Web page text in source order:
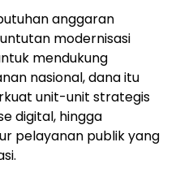
anggaran
modernisasi
mendukung
nasional, dana itu
unit-unit strategis
digital, hingga
pelayanan publik yang